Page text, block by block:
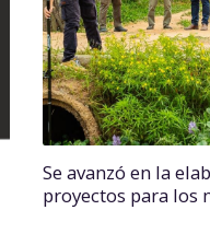
Se avanzó en la
proyectos para los